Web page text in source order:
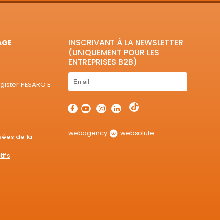
PESARO E
de la
INSCRIVANT À LA NEWSLETTER
(UNIQUEMENT POUR LES
ENTREPRISES B2B)
webagency websolute